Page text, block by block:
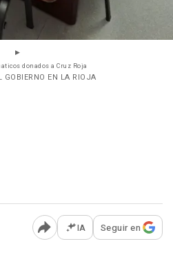
donados a Cruz Roja
GOBIERNO EN LA RIOJA
Abrir opciones para
IA Seguir en